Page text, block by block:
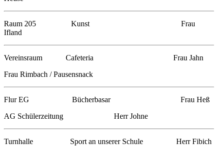
Raum 205 Kunst Frau
Ifland
Vereinsraum Cafeteria Frau Jahn
Frau Rimbach / Pausensnack
Flur EG Bücherbasar Frau Heß
AG Schülerzeitung Herr Johne
Turnhalle Sport an unserer Schule Herr Fibich